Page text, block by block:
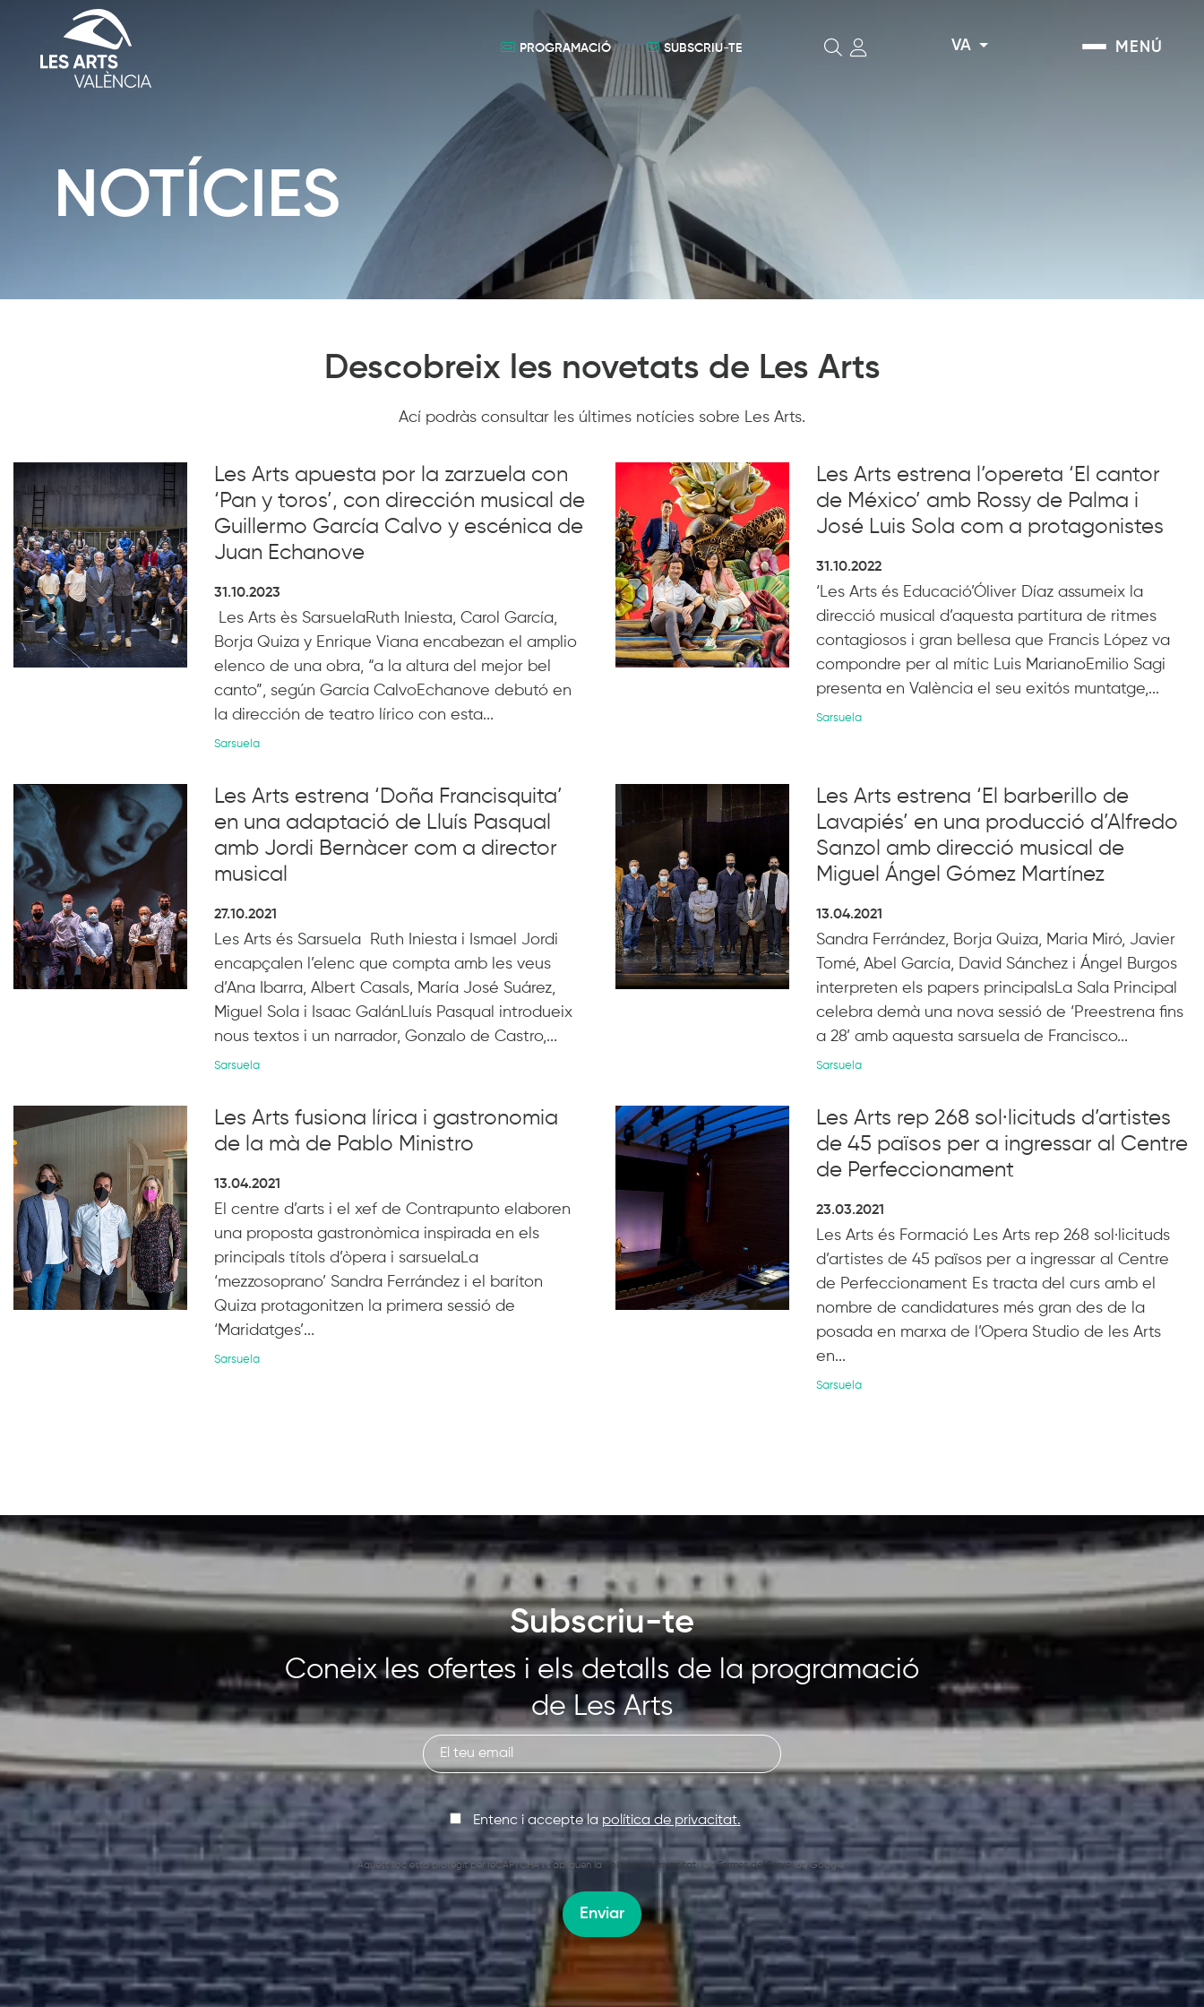
MENÚ
VA
SUBSCRIU-TE
PROGRAMACIÓ
NOTÍCIES
Descobreix les novetats de Les Arts
Ací podràs consultar les últimes notícies sobre Les Arts.
Les Arts apuesta por la zarzuela con
‘Pan y toros’, con dirección musical de
Guillermo García Calvo y escénica de
Juan Echanove
31.10.2023
Les Arts ès SarsuelaRuth Iniesta, Carol García,
Borja Quiza y Enrique Viana encabezan el amplio
elenco de una obra, “a la altura del mejor bel
canto”, según García CalvoEchanove debutó en
la dirección de teatro lírico con esta...
Sarsuela
Les Arts estrena l’opereta ‘El cantor
de México’ amb Rossy de Palma i
José Luis Sola com a protagonistes
31.10.2022
‘Les Arts és Educació’Óliver Díaz assumeix la
direcció musical d’aquesta partitura de ritmes
contagiosos i gran bellesa que Francis López va
compondre per al mític Luis MarianoEmilio Sagi
presenta en València el seu exitós muntatge,...
Sarsuela
Les Arts estrena ‘Doña Francisquita’
en una adaptació de Lluís Pasqual
amb Jordi Bernàcer com a director
musical
27.10.2021
Les Arts és Sarsuela Ruth Iniesta i Ismael Jordi
encapçalen l’elenc que compta amb les veus
d’Ana Ibarra, Albert Casals, María José Suárez,
Miguel Sola i Isaac GalánLluís Pasqual introdueix
nous textos i un narrador, Gonzalo de Castro,...
Sarsuela
Les Arts estrena ‘El barberillo de
Lavapiés’ en una producció d’Alfredo
Sanzol amb direcció musical de
Miguel Ángel Gómez Martínez
13.04.2021
Sandra Ferrández, Borja Quiza, Maria Miró, Javier
Tomé, Abel García, David Sánchez i Ángel Burgos
interpreten els papers principalsLa Sala Principal
celebra demà una nova sessió de ‘Preestrena fins
a 28’ amb aquesta sarsuela de Francisco...
Sarsuela
Les Arts fusiona lírica i gastronomia
de la mà de Pablo Ministro
13.04.2021
El centre d’arts i el xef de Contrapunto elaboren
una proposta gastronòmica inspirada en els
principals títols d’òpera i sarsuelaLa
‘mezzosoprano’ Sandra Ferrández i el baríton
Quiza protagonitzen la primera sessió de
‘Maridatges’...
Sarsuela
Les Arts rep 268 sol·licituds d’artistes
de 45 països per a ingressar al Centre
de Perfeccionament
23.03.2021
Les Arts és Formació Les Arts rep 268 sol·licituds
d’artistes de 45 països per a ingressar al Centre
de Perfeccionament Es tracta del curs amb el
nombre de candidatures més gran des de la
posada en marxa de l’Opera Studio de les Arts
en...
Sarsuela
Subscriu-te
Coneix les ofertes i els detalls de la programació
de Les Arts
Entenc i accepte la política de privacitat.
Aquest lloc està protegit per reCAPTCHA i s’apliquen la Política de Privacitat i elsTermes del Servei de Google.
Enviar